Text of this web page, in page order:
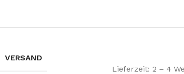
VERSAND
Lieferzeit: 2 – 4